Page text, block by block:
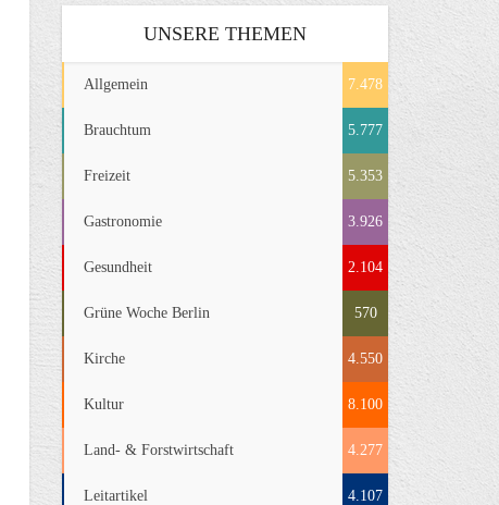
UNSERE THEMEN
Allgemein 7.478
Brauchtum 5.777
Freizeit 5.353
Gastronomie 3.926
Gesundheit 2.104
Grüne Woche Berlin 570
Kirche 4.550
Kultur 8.100
Land- & Forstwirtschaft 4.277
Leitartikel 4.107